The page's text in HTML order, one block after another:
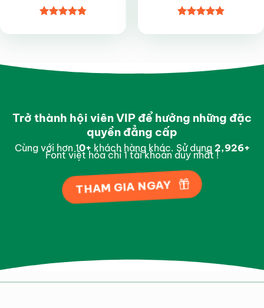
hạng4.85
hạng4.95
Trở thành hội viên VIP để hưởng những đặc
quyền đẳng cấp
Cùng với hơn 10+ khách hàng khác. Sử dụng 2,990+
Font việt hóa chỉ 1 tài khoản duy nhất !
THAM GIA NGAY